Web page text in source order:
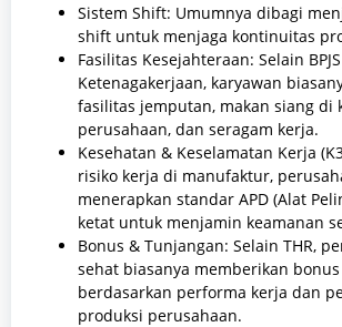
Sistem Shift: Umumnya dibagi
shift untuk menjaga kontinuitas
Fasilitas Kesejahteraan: Selain
Ketenagakerjaan, karyawan
fasilitas jemputan, makan siang di
perusahaan, dan seragam kerja.
Kesehatan & Keselamatan Kerja
risiko kerja di manufaktur,
menerapkan standar APD (Alat
ketat untuk menjamin keamanan
Bonus & Tunjangan: Selain THR,
sehat biasanya memberikan
berdasarkan performa kerja dan
produksi perusahaan.